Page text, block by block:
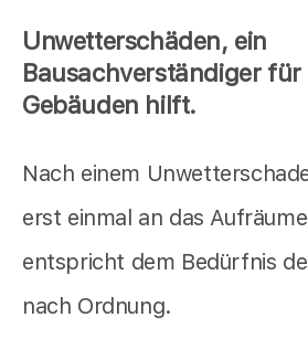
Unwetterschäden, ein
Bausachverständiger für
Gebäuden hilft.
Nach einem
erst einmal an das
entspricht dem Bedürfnis
nach Ordnung.